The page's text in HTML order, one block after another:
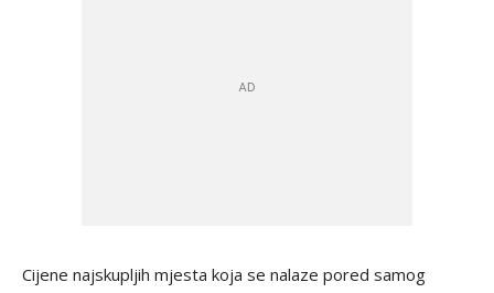
Cijene najskupljih mjesta koja se nalaze pored samog